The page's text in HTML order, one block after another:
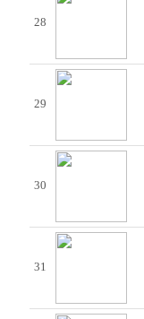
28
29
30
31